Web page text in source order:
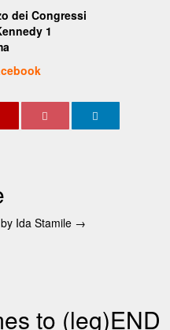
dei Congressi
1
Ida Stamile →
to (leg)END